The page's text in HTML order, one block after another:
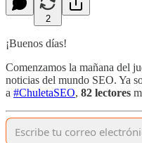
2
¡Buenos días!
Comenzamos la mañana del
noticias del mundo SEO. Ya
a #ChuletaSEO, 82 lectores